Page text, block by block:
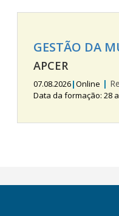
GESTÃO DA
APCER
07.08.2026|Online |
Data da formação: 28